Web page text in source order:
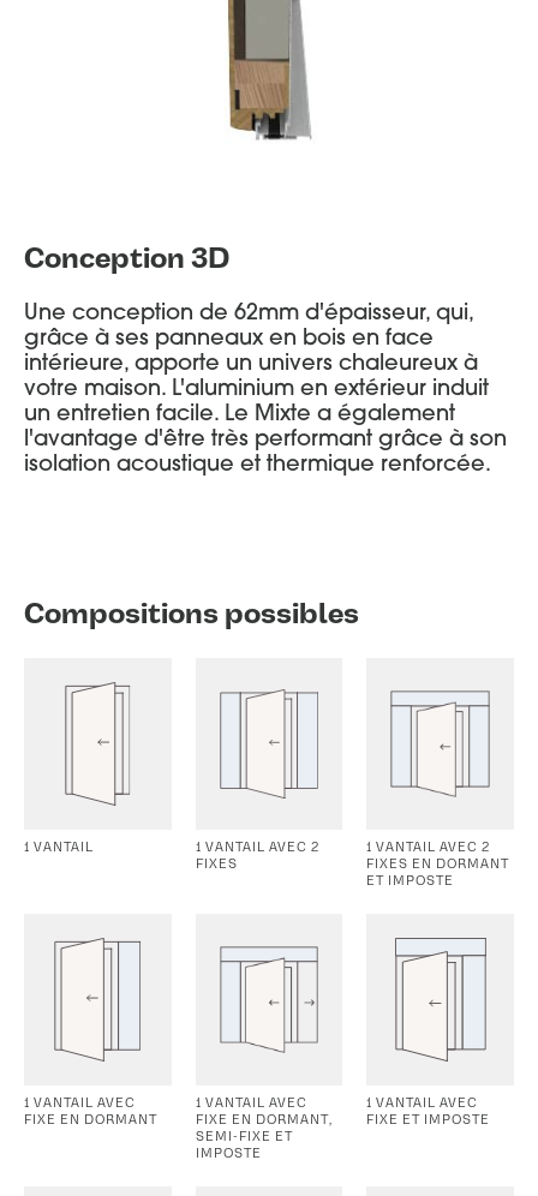
Conception 3D
Une conception de 62mm d'épaisseur, qui,
grâce à ses panneaux en bois en face
intérieure, apporte un univers chaleureux à
votre maison. L'aluminium en extérieur induit
un entretien facile. Le Mixte a également
l'avantage d'être très performant grâce à son
isolation acoustique et thermique renforcée.
Compositions possibles
1 VANTAIL
1 VANTAIL AVEC 2
FIXES
1 VANTAIL AVEC 2
FIXES EN DORMANT
ET IMPOSTE
1 VANTAIL AVEC
FIXE EN DORMANT
1 VANTAIL AVEC
FIXE EN DORMANT,
SEMI-FIXE ET
IMPOSTE
1 VANTAIL AVEC
FIXE ET IMPOSTE